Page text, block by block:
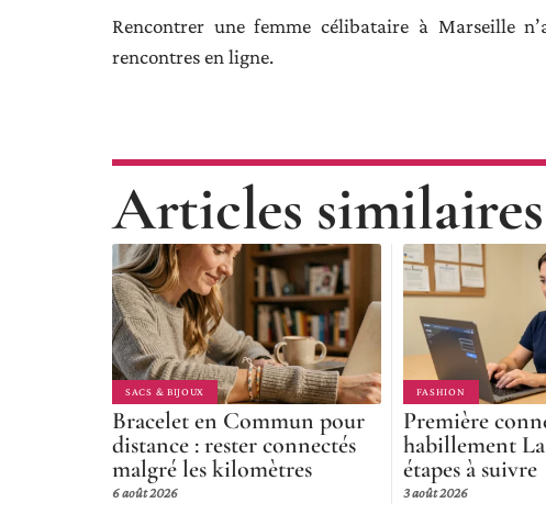
Rencontrer une femme célibataire à Marseille
rencontres en ligne.
Articles similaires
SACS & BIJOUX
Bracelet en Commun pour
distance : rester connectés
malgré les kilomètres
6 août 2026
FASHION
Première
habillement La
étapes à suivre
3 août 2026